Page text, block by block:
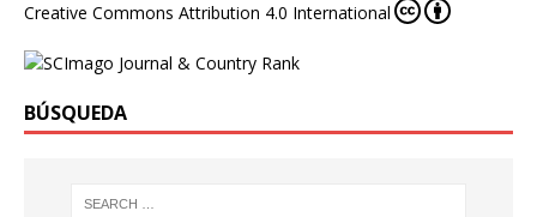
Creative Commons Attribution 4.0 International
BÚSQUEDA